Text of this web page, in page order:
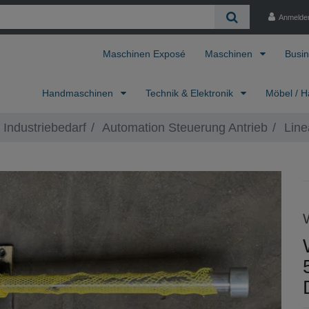
Maschinen Exposé Maschinen
Handmaschinen Technik & Elektronik Möbel /
Automation Steuerung Antrieb